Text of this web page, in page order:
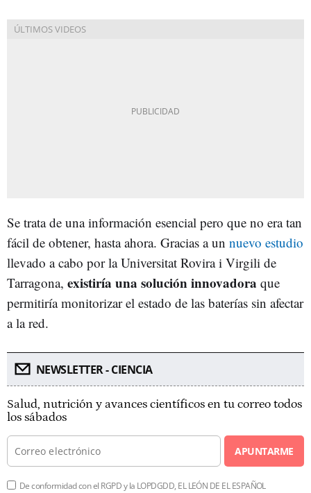
Se trata de una información esencial pero que no era tan
fácil de obtener, hasta ahora. Gracias a un nuevo estudio
llevado a cabo por la Universitat Rovira i Virgili de
Tarragona, existiría una solución innovadora que
permitiría monitorizar el estado de las baterías sin afectar
a la red.
NEWSLETTER - CIENCIA
Salud, nutrición y avances científicos en tu correo todos
los sábados
APUNTARME
De conformidad con el RGPD y la LOPDGDD, EL LEÓN DE EL ESPAÑOL